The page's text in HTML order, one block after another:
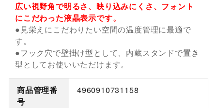
広い視野角で明るさ、映り込みにくさ、フォント
にこだわった液晶表示です。
●見栄えにこだわりたい空間の温度管理に最適で
す。
●フック穴で壁掛け型として、内蔵スタンドで置き
型としてお使いいただけます。
商品管理番
号
4960910731158